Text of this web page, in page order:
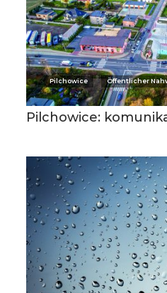
Pilchowice Öffentlicher
Pilchowice: